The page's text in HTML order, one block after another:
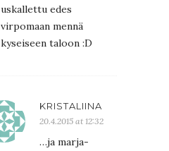
uskallettu edes
virpomaan mennä
kyseiseen taloon :D
KRISTALIINA
20.4.2015 at 12:32
…ja marja-